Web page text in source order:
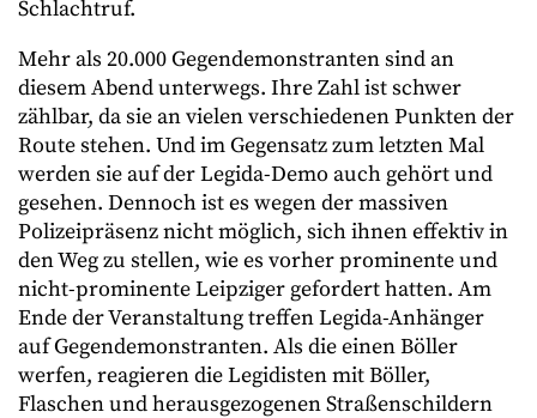
Schlachtruf.
Mehr als 20.000 Gegendemonstranten sind an
diesem Abend unterwegs. Ihre Zahl ist schwer
zählbar, da sie an vielen verschiedenen Punkten der
Route stehen. Und im Gegensatz zum letzten Mal
werden sie auf der Legida-Demo auch gehört und
gesehen. Dennoch ist es wegen der massiven
Polizeipräsenz nicht möglich, sich ihnen effektiv in
den Weg zu stellen, wie es vorher prominente und
nicht-prominente Leipziger gefordert hatten. Am
Ende der Veranstaltung treffen Legida-Anhänger
auf Gegendemonstranten. Als die einen Böller
werfen, reagieren die Legidisten mit Böller,
Flaschen und herausgezogenen Straßenschildern